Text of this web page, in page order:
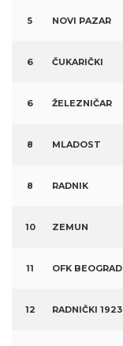
5 NOVI PAZAR
6 ČUKARIČKI
6 ŽELEZNIČAR
8 MLADOST
8 RADNIK
10 ZEMUN
11 OFK BEOGRAD
12 RADNIČKI 1923